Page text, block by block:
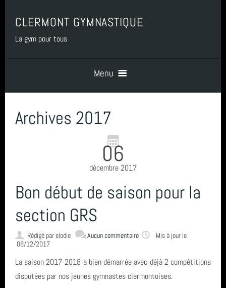
CLERMONT GYMNASTIQUE
La gym pour tous
Menu
Accueil
PRESENTATION
BENEVOLAT
CONTACT & LIENS UTILES
Archives 2017
06
décembre 2017
Bon début de saison pour la
section GRS
Rédigé parelodie Aucun commentaire
Mis à jour le
06/12/2017
La saison 2017-2018 a bien démarrée avec déjà 2 compétitions
disputées par nos jeunes gymnastes clermontoises.